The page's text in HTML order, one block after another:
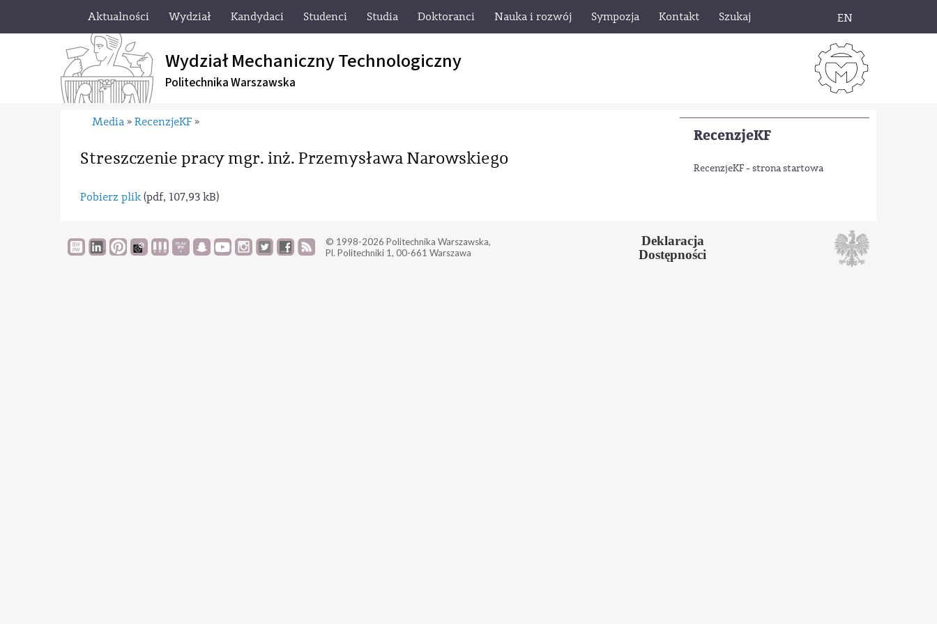
Aktualności Wydział Kandydaci Studenci Studia Doktoranci Nauka i rozwój Sympozja Kontakt Szukaj EN
Wydział Mechaniczny Technologiczny
Politechnika Warszawska
RecenzjeKF
RecenzjeKF - strona startowa
Media » RecenzjeKF »
Streszczenie pracy mgr. inż. Przemysława Narowskiego
Pobierz plik(pdf, 107,93 kB)
© 1998-2026 Politechnika Warszawska,
Pl. Politechniki 1, 00-661 Warszawa
Deklaracja
Dostępności